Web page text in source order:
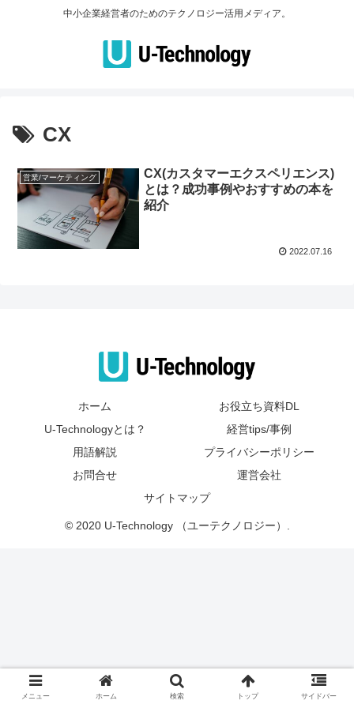
中小企業経営者のためのテクノロジー活用メディア。
CX
営業/マーケティング
CX(カスタマーエクスペリエンス)
とは？成功事例やおすすめの本を
紹介
2022.07.16
ホーム
お役立ち資料DL
U-Technologyとは？
経営tips/事例
用語解説
プライバシーポリシー
お問合せ
運営会社
サイトマップ
© 2020 U-Technology （ユーテクノロジー）.
メニュー ホーム 検索 トップ サイドバー